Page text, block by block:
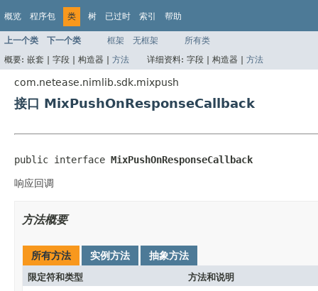
概览 程序包 类 树 已过时 索引 帮助
上一个类 下一个类 框架 无框架
所有类
概要: 嵌套 | 字段 | 构造器 | 方法 详细资料: 字段 | 构造器 | 方法
com.netease.nimlib.sdk.mixpush
接口 MixPushOnResponseCallback
public interface MixPushOnResponseCallback
响应回调
方法概要
所有方法 实例方法 抽象方法
限定符和类型 方法和说明